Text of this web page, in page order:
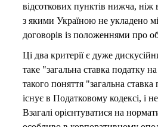
відсоткових пунктів нижча, ніж
з якими Україною не укладено
договорів із положеннями про
Ці два критерії є дуже
таке "загальна ставка податку
такого поняття "загальна ставка
існує в Податковому кодексі, і
Взагалі орієнтуватися на